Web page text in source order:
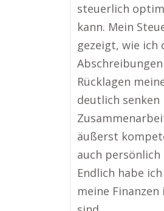
steuerlich
kann. Mein
gezeigt, wie ich
Rücklagen
deutlich senken
äußerst
auch persönlich
Endlich habe
meine